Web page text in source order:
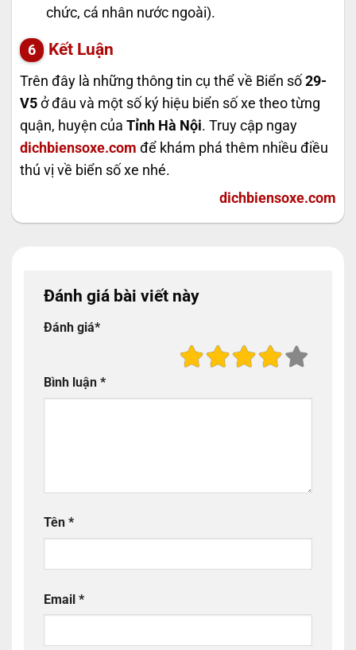
chức, cá nhân nước ngoài).
Kết Luận
Trên đây là những thông tin cụ thể về Biển số 29-
V5 ở đâu và một số ký hiệu biển số xe theo từng
quận, huyện của Tỉnh Hà Nội. Truy cập ngay
dichbiensoxe.com để khám phá thêm nhiều điều
thú vị về biển số xe nhé.
dichbiensoxe.com
Đánh giá bài viết này
Đánh giá*
Bình luận *
Tên *
Email *